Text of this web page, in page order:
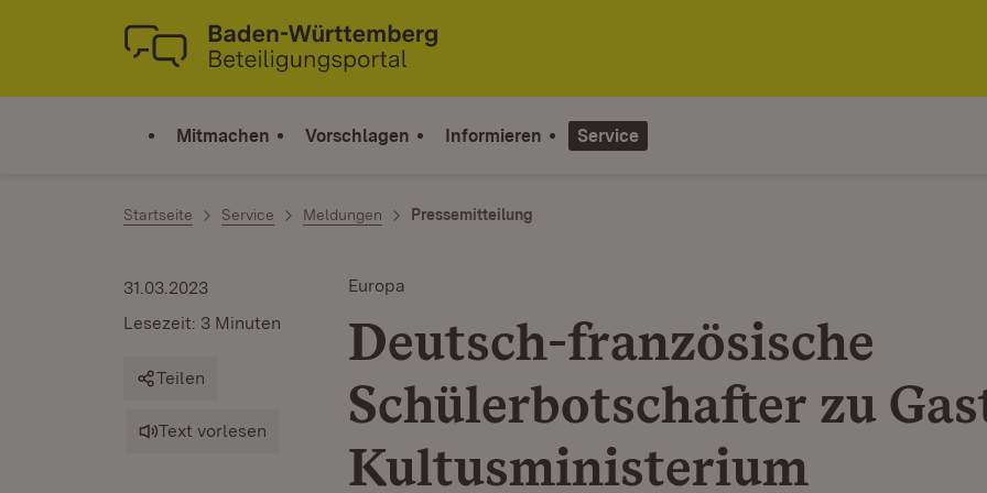
Zum Inhalt springen
Link zur Startseite
Mitmachen Vorschlagen Informieren Service
Startseite Service Meldungen Pressemitteilung
Europa
Deutsch-französische
Schülerbotschafter zu
Kultusministerium
31.03.2023
Lesezeit: 3 Minuten
Teilen
Text vorlesen